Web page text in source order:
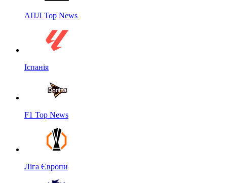
АПЛ Top News
Іспанія
F1 Top News
Ліга Європи